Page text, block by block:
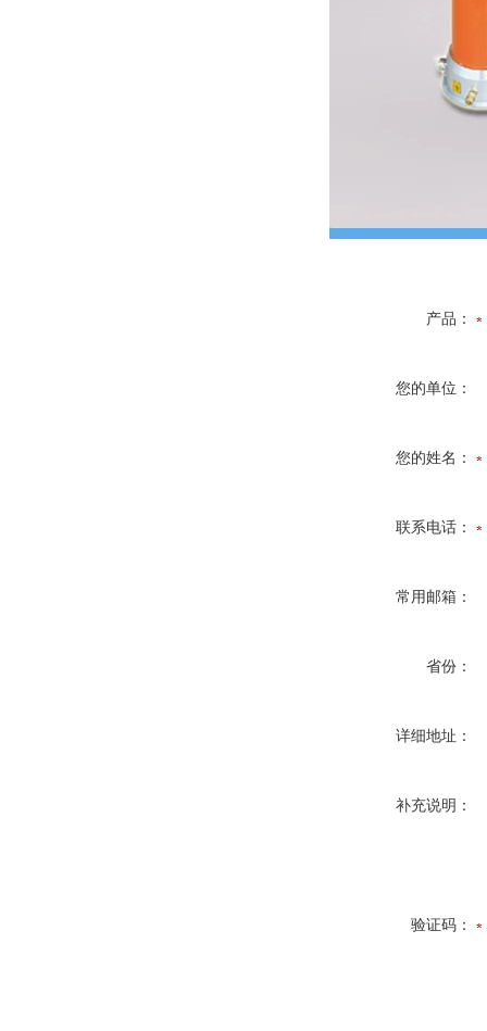
产品：
您的单位：
您的姓名：
联系电话：
常用邮箱：
省份：
详细地址：
补充说明：
验证码：